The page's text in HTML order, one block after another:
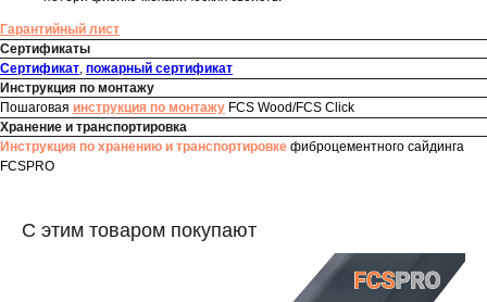
Гарантийный лист
Сертификаты
Сертификат, пожарный сертификат
Инструкция по монтажу
Пошаговая инструкция по монтажу FCS Wood/FCS Click
Хранение и транспортировка
Инструкция по хранению и транспортировке фиброцементного сайдинга
FCSPRO
С этим товаром покупают